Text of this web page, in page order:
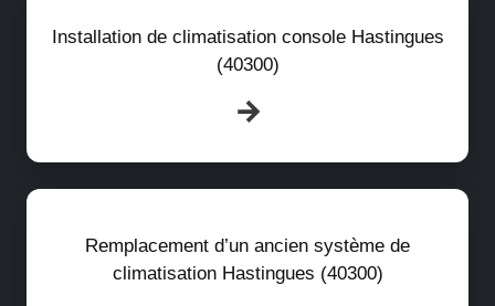
Installation de climatisation console Hastingues
(40300)
Remplacement d’un ancien système de
climatisation Hastingues (40300)